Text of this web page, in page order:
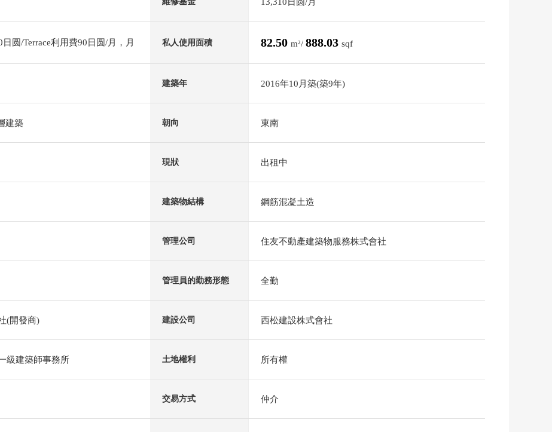
圆/Terrace利用費90日圆/月，月 私人使用面積 82.50 m²/ 888.03 sqf
建築年 2016年10月築(築9年)
建築 朝向 東南
現狀 出租中
建築物結構 鋼筋混凝土造
管理公司 住友不動產建築物服務株式會社
管理員的勤務形態 全勤
(開發商) 建設公司 西松建設株式會社
級建築師事務所 土地權利 所有權
交易方式 仲介